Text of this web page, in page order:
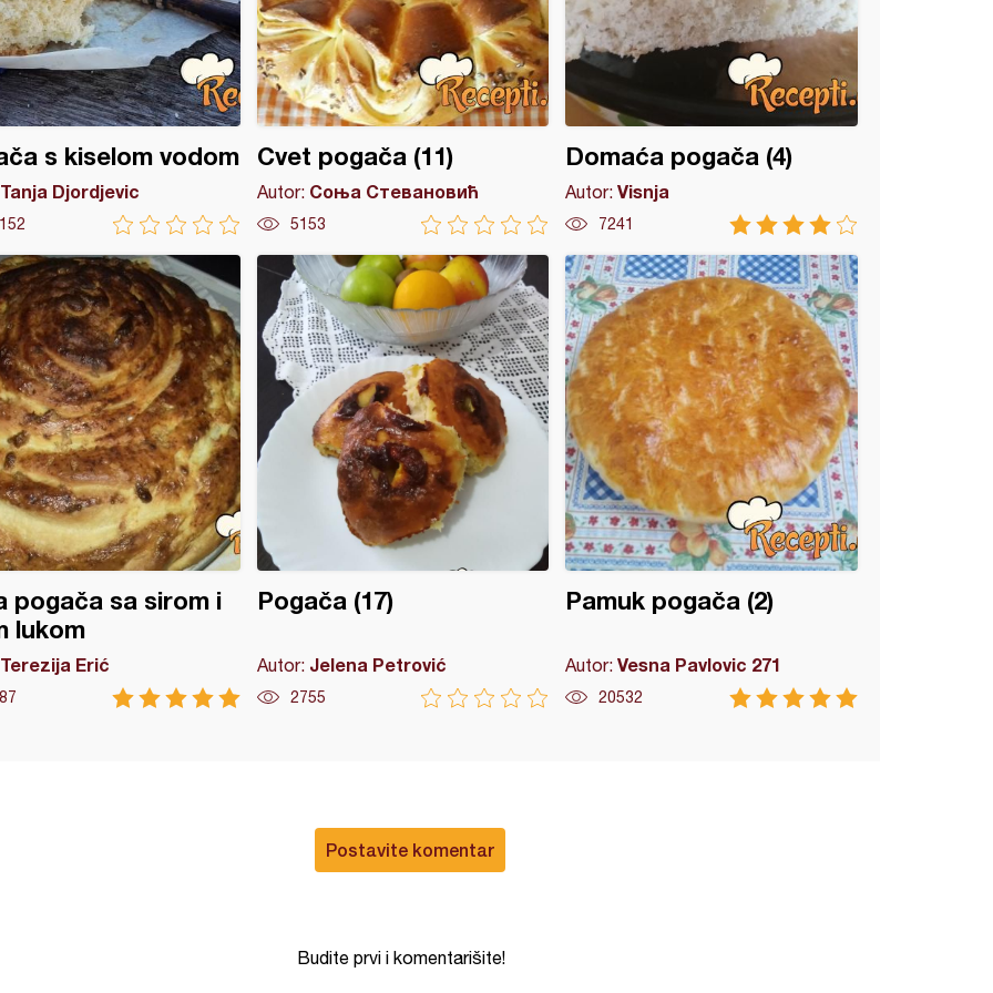
s kiselom vodom
Tanja Djordjevic
Cvet pogača (11)
Autor: Соња Стевановић
5153
Domaća pogača (4)
Autor:Visnja
7241
pogača sa sirom i
lukom
Terezija Erić
Pogača (17)
Autor: Jelena Petrović
2755
Pamuk pogača (2)
Autor:Vesna Pavlovic 271
20532
Postavite komentar
Budite prvi i komentarišite!